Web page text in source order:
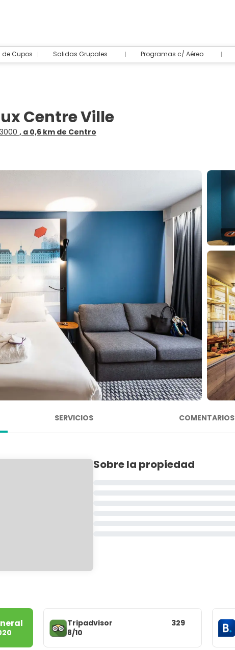
Cupos Salidas Grupales Programas c/ Aéreo
Centre Ville
, a 0,6 km de Centro
SERVICIOS COMENTARIOS
Sobre la propiedad
Tripadvisor
8/10
329